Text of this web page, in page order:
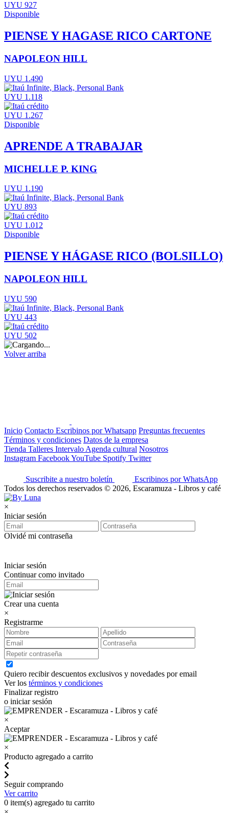
UYU 927
Disponible
PIENSE Y HAGASE RICO CARTONE
NAPOLEON HILL
UYU 1.490
UYU 1.118
UYU 1.267
Disponible
APRENDE A TRABAJAR
MICHELLE P. KING
UYU 1.190
UYU 893
UYU 1.012
Disponible
PIENSE Y HÁGASE RICO (BOLSILLO)
NAPOLEON HILL
UYU 590
UYU 443
UYU 502
Volver arriba
Inicio Contacto Escribinos por Whatsapp Preguntas frecuentes
Términos y condiciones Datos de la empresa
Tienda Talleres Intervalo Agenda cultural Nosotros
Instagram FacebookYouTube Spotify Twitter
Suscribite a nuestro boletín
Escribinos por WhatsApp
Todos los derechos reservados © 2026, Escaramuza - Libros y café
×
Iniciar sesión
Olvidé mi contraseña
Iniciar sesión
Continuar como invitado
Crear una cuenta
×
Registrarme
Quiero recibir descuentos exclusivos y novedades por email
Ver los términos y condiciones
Finalizar registro
o iniciar sesión
×
Aceptar
×
Producto agregado a carrito
Seguir comprando
Ver carrito
0 item(s) agregado tu carrito